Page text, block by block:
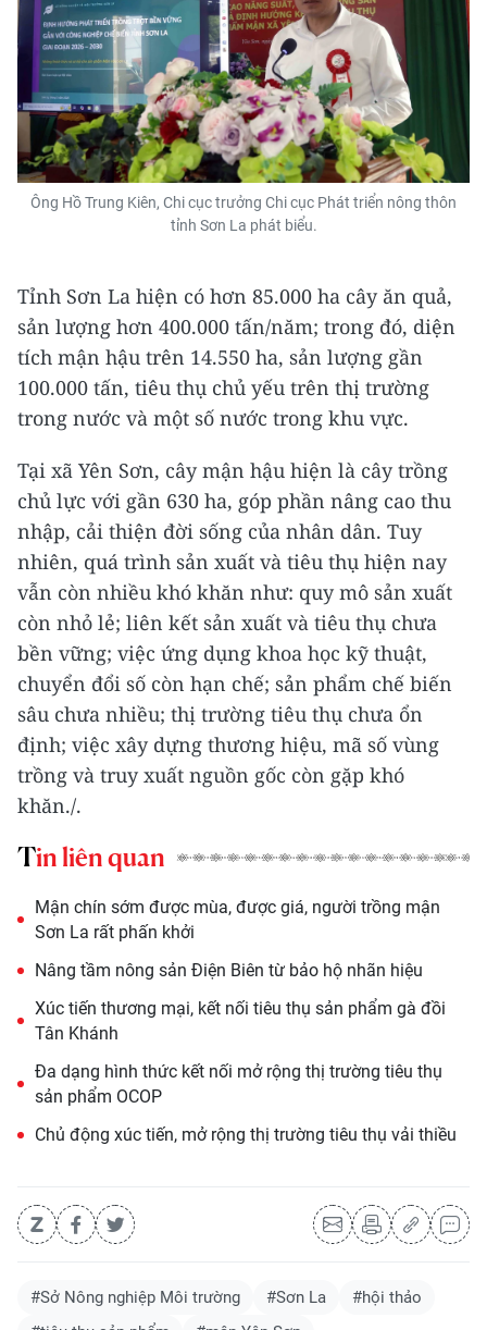
Ông Hồ Trung Kiên, Chi cục trưởng Chi cục Phát triển nông thôn
tỉnh Sơn La phát biểu.
Tỉnh Sơn La hiện có hơn 85.000 ha cây ăn quả,
sản lượng hơn 400.000 tấn/năm; trong đó, diện
tích mận hậu trên 14.550 ha, sản lượng gần
100.000 tấn, tiêu thụ chủ yếu trên thị trường
trong nước và một số nước trong khu vực.
Tại xã Yên Sơn, cây mận hậu hiện là cây trồng
chủ lực với gần 630 ha, góp phần nâng cao thu
nhập, cải thiện đời sống của nhân dân. Tuy
nhiên, quá trình sản xuất và tiêu thụ hiện nay
vẫn còn nhiều khó khăn như: quy mô sản xuất
còn nhỏ lẻ; liên kết sản xuất và tiêu thụ chưa
bền vững; việc ứng dụng khoa học kỹ thuật,
chuyển đổi số còn hạn chế; sản phẩm chế biến
sâu chưa nhiều; thị trường tiêu thụ chưa ổn
định; việc xây dựng thương hiệu, mã số vùng
trồng và truy xuất nguồn gốc còn gặp khó
khăn./.
Tin liên quan
Mận chín sớm được mùa, được giá, người trồng mận
Sơn La rất phấn khởi
Nâng tầm nông sản Điện Biên từ bảo hộ nhãn hiệu
Xúc tiến thương mại, kết nối tiêu thụ sản phẩm gà đồi
Tân Khánh
Đa dạng hình thức kết nối mở rộng thị trường tiêu thụ
sản phẩm OCOP
Chủ động xúc tiến, mở rộng thị trường tiêu thụ vải thiều
#Sở Nông nghiệp Môi trường #Sơn La
#hội thảo